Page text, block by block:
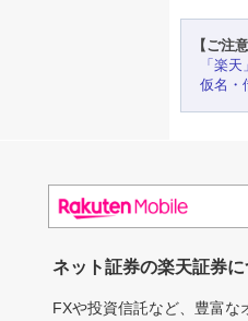
【ご注
「楽
仮名・
ネット証券の楽天証券
FXや投資信託など、豊富